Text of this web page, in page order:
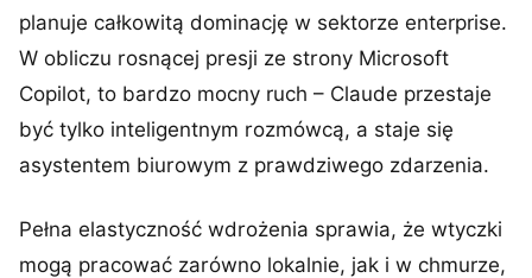
planuje całkowitą dominację w sektorze enterprise.
W obliczu rosnącej presji ze strony Microsoft
Copilot, to bardzo mocny ruch – Claude przestaje
być tylko inteligentnym rozmówcą, a staje się
asystentem biurowym z prawdziwego zdarzenia.
Pełna elastyczność wdrożenia sprawia, że wtyczki
mogą pracować zarówno lokalnie, jak i w chmurze,